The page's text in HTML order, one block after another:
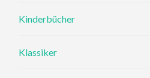
Kinderbücher
Klassiker